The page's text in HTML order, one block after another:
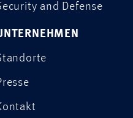
and Defense